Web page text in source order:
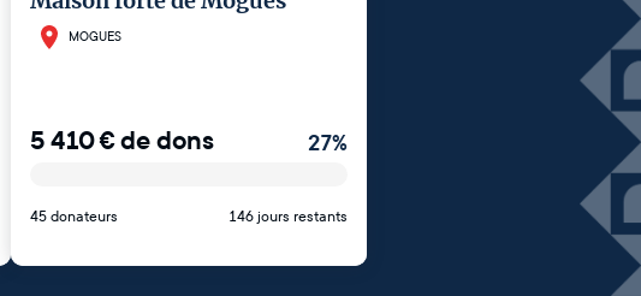
MOGUES
5 410€de dons 27%
45 donateurs 146 jours restants